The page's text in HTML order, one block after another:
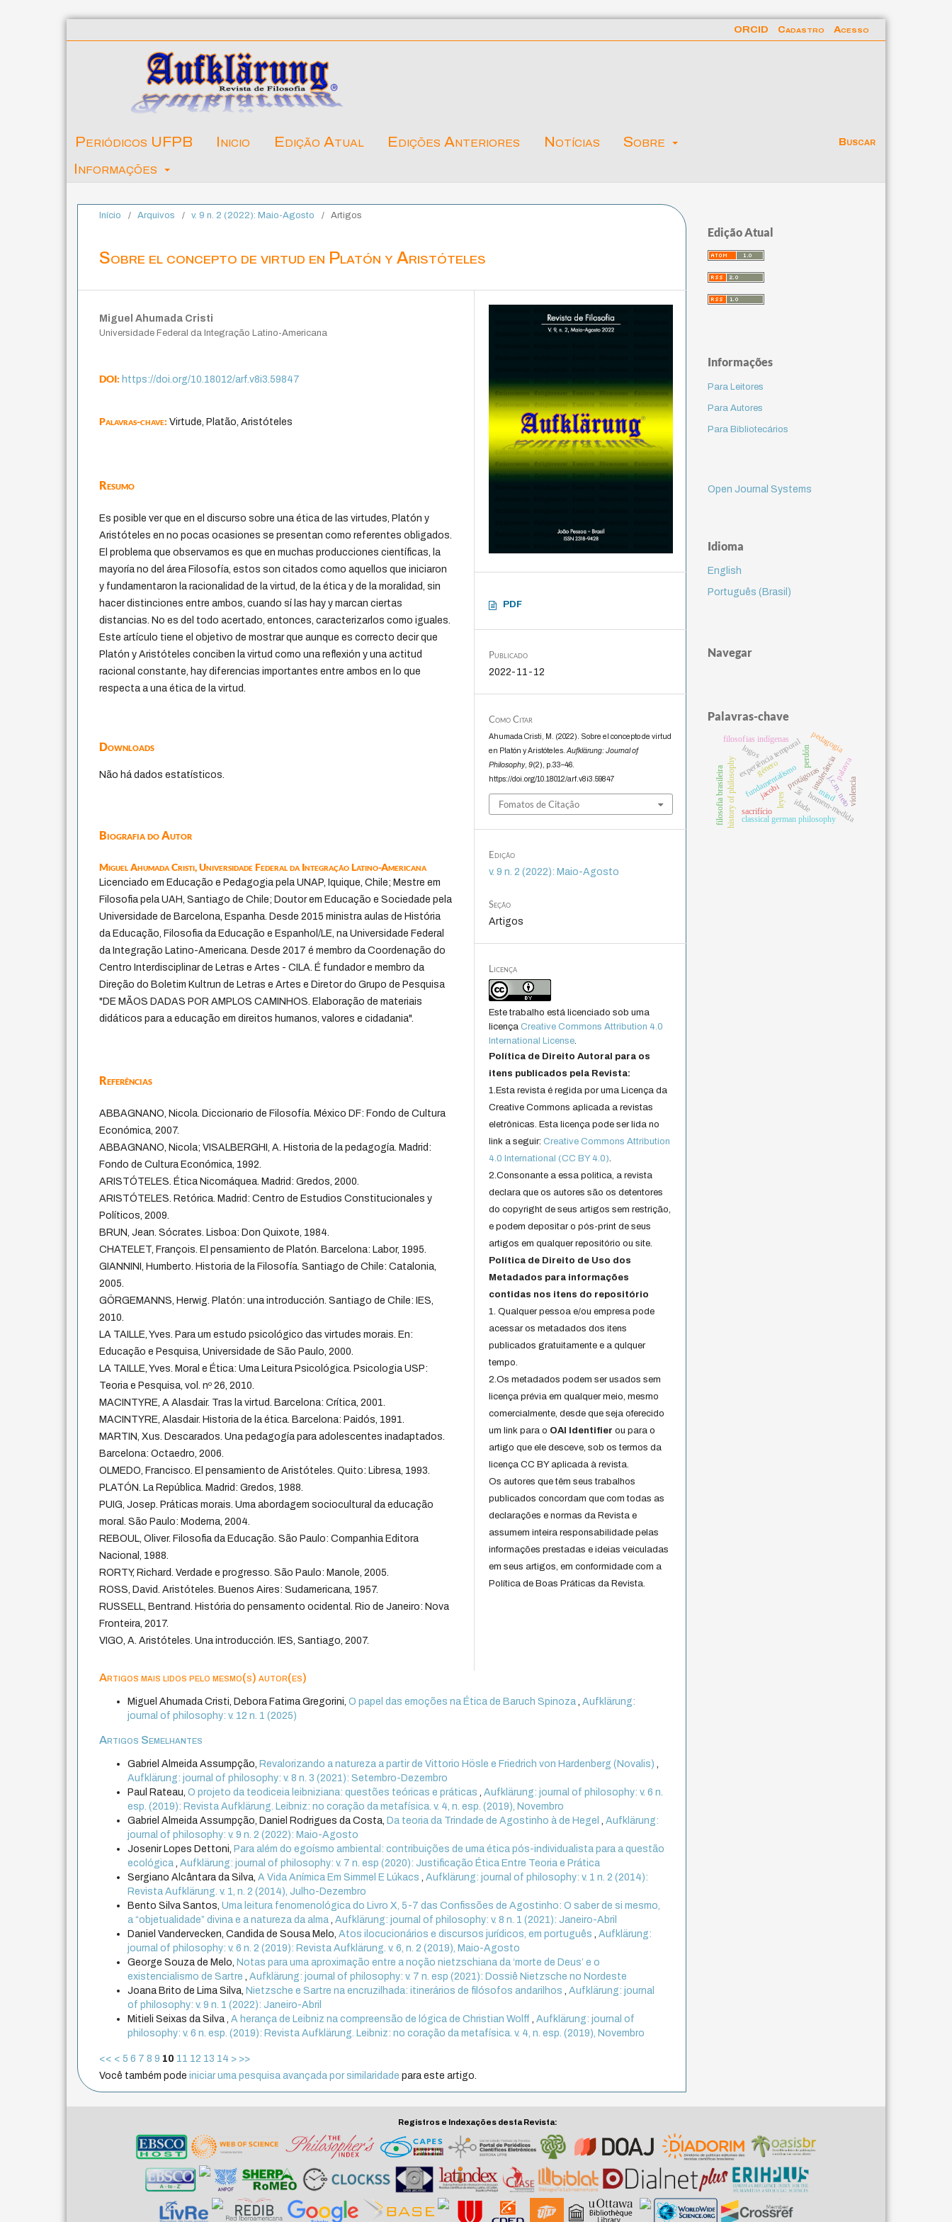
Periódicos UFPB Inicio Edição Atual Edições Anteriores Notícias
Sobre
Informações
Buscar
ORCID Cadastro Acesso
Início / Arquivos / v. 9 n. 2 (2022): Maio-Agosto / Artigos
Sobre el concepto de virtud en Platón y Aristóteles
Miguel Ahumada Cristi
Universidade Federal da Integração Latino-Americana
DOI:https://doi.org/10.18012/arf.v8i3.59847
Palavras-chave:Virtude, Platão, Aristóteles
Resumo
Es posible ver que en el discurso sobre una ética de las virtudes, Platón y
Aristóteles en no pocas ocasiones se presentan como referentes obligados.
El problema que observamos es que en muchas producciones científicas, la
mayoría no del área Filosofía, estos son citados como aquellos que iniciaron
y fundamentaron la racionalidad de la virtud, de la ética y de la moralidad, sin
hacer distinciones entre ambos, cuando sí las hay y marcan ciertas
distancias. No es del todo acertado, entonces, caracterizarlos como iguales.
Este artículo tiene el objetivo de mostrar que aunque es correcto decir que
Platón y Aristóteles conciben la virtud como una reflexión y una actitud
racional constante, hay diferencias importantes entre ambos en lo que
respecta a una ética de la virtud.
Downloads
Não há dados estatísticos.
Biografia do Autor
Miguel Ahumada Cristi,Universidade Federal da Integração Latino-Americana
Licenciado em Educação e Pedagogia pela UNAP, Iquique, Chile; Mestre em
Filosofia pela UAH, Santiago de Chile; Doutor em Educação e Sociedade pela
Universidade de Barcelona, Espanha. Desde 2015 ministra aulas de História
da Educação, Filosofia da Educação e Espanhol/LE, na Universidade Federal
da Integração Latino-Americana. Desde 2017 é membro da Coordenação do
Centro Interdisciplinar de Letras e Artes - CILA. É fundador e membro da
Direção do Boletim Kultrun de Letras e Artes e Diretor do Grupo de Pesquisa
"DE MÃOS DADAS POR AMPLOS CAMINHOS. Elaboração de materiais
didáticos para a educação em direitos humanos, valores e cidadania".
Referências
ABBAGNANO, Nicola. Diccionario de Filosofía. México DF: Fondo de Cultura
Económica, 2007.
ABBAGNANO, Nicola; VISALBERGHI, A. Historia de la pedagogía. Madrid:
Fondo de Cultura Económica, 1992.
ARISTÓTELES. Ética Nicomáquea. Madrid: Gredos, 2000.
ARISTÓTELES. Retórica. Madrid: Centro de Estudios Constitucionales y
Políticos, 2009.
BRUN, Jean. Sócrates. Lisboa: Don Quixote, 1984.
CHATELET, François. El pensamiento de Platón. Barcelona: Labor, 1995.
GIANNINI, Humberto. Historia de la Filosofía. Santiago de Chile: Catalonia,
2005.
GÖRGEMANNS, Herwig. Platón: una introducción. Santiago de Chile: IES,
2010.
LA TAILLE, Yves. Para um estudo psicológico das virtudes morais. En:
Educação e Pesquisa, Universidade de São Paulo, 2000.
LA TAILLE, Yves. Moral e Ética: Uma Leitura Psicológica. Psicologia USP:
Teoria e Pesquisa, vol. nº 26, 2010.
MACINTYRE, A Alasdair. Tras la virtud. Barcelona: Crítica, 2001.
MACINTYRE, Alasdair. Historia de la ética. Barcelona: Paidós, 1991.
MARTIN, Xus. Descarados. Una pedagogía para adolescentes inadaptados.
Barcelona: Octaedro, 2006.
OLMEDO, Francisco. El pensamiento de Aristóteles. Quito: Libresa, 1993.
PLATÓN. La República. Madrid: Gredos, 1988.
PUIG, Josep. Práticas morais. Uma abordagem sociocultural da educação
moral. São Paulo: Moderna, 2004.
REBOUL, Oliver. Filosofia da Educação. São Paulo: Companhia Editora
Nacional, 1988.
RORTY, Richard. Verdade e progresso. São Paulo: Manole, 2005.
ROSS, David. Aristóteles. Buenos Aires: Sudamericana, 1957.
RUSSELL, Bentrand. História do pensamento ocidental. Rio de Janeiro: Nova
Fronteira, 2017.
VIGO, A. Aristóteles. Una introducción. IES, Santiago, 2007.
PDF
Publicado
2022-11-12
Como Citar
Ahumada Cristi, M. (2022). Sobre el concepto de virtud
en Platón y Aristóteles.Aufklärung: Journal of
Philosophy,9(2), p.33–46.
https://doi.org/10.18012/arf.v8i3.59847
Fomatos de Citação
Edição
v. 9 n. 2 (2022): Maio-Agosto
Seção
Artigos
Licença
Este trabalho está licenciado sob uma
licençaCreative Commons Attribution 4.0
International License.
Política de Direito Autoral para os
itens publicados pela Revista:
1.Esta revista é regida por uma Licença da
Creative Commons aplicada a revistas
eletrônicas. Esta licença pode ser lida no
link a seguir:Creative Commons Attribution
4.0 International (CC BY 4.0).
2.Consonante a essa politica, a revista
declara que os autores são os detentores
do copyright de seus artigos sem restrição,
e podem depositar o pós-print de seus
artigos em qualquer repositório ou site.
Política de Direito de Uso dos
Metadados para informações
contidas nos itens do repositório
1. Qualquer pessoa e/ou empresa pode
acessar os metadados dos itens
publicados gratuitamente e a qulquer
tempo.
2.Os metadados podem ser usados sem
licença prévia em qualquer meio, mesmo
comercialmente, desde que seja oferecido
um link para o OAI Identifier ou para o
artigo que ele desceve, sob os termos da
licença CC BY aplicada à revista.
Os autores que têm seus trabalhos
publicados concordam que com todas as
declarações e normas da Revista e
assumem inteira responsabilidade pelas
informações prestadas e ideias veiculadas
em seus artigos, em conformidade com a
Política de Boas Práticas da Revista.
Artigos mais lidos pelo mesmo(s) autor(es)
Miguel Ahumada Cristi, Debora Fatima Gregorini,O papel das emoções na Ética de Baruch Spinoza ,Aufklärung:
journal of philosophy: v. 12 n. 1 (2025)
Artigos Semelhantes
Gabriel Almeida Assumpção, Revalorizando a natureza a partir de Vittorio Hösle e Friedrich von Hardenberg (Novalis)
Aufklärung: journal of philosophy: v. 8 n. 3 (2021): Setembro-Dezembro
Paul Rateau,O projeto da teodiceia leibniziana: questões teóricas e práticas ,Aufklärung: journal of philosophy: v. 6 n.
esp. (2019): Revista Aufklärung. Leibniz: no coração da metafísica. v. 4, n. esp. (2019), Novembro
Gabriel Almeida Assumpção, Daniel Rodrigues da Costa, Da teoria da Trindade de Agostinho à de Hegel ,Aufklärung:
journal of philosophy: v. 9 n. 2 (2022): Maio-Agosto
Josenir Lopes Dettoni, Para além do egoísmo ambiental: contribuições de uma ética pós-individualista para a questão
ecológica ,Aufklärung: journal of philosophy: v. 7 n. esp (2020): Justificação Ética Entre Teoria e Prática
Sergiano Alcântara da Silva,A Vida Anímica Em Simmel E Lúkacs ,Aufklärung: journal of philosophy: v. 1 n. 2 (2014):
Revista Aufklärung. v. 1, n. 2 (2014), Julho-Dezembro
Bento Silva Santos,Uma leitura fenomenológica do Livro X, 5-7 das Confissões de Agostinho: O saber de si mesmo,
a “objetualidade” divina e a natureza da alma ,Aufklärung: journal of philosophy: v. 8 n. 1 (2021): Janeiro-Abril
Daniel Vandervecken, Candida de Sousa Melo,Atos ilocucionários e discursos jurídicos, em português ,Aufklärung:
journal of philosophy: v. 6 n. 2 (2019): Revista Aufklärung. v. 6, n. 2 (2019), Maio-Agosto
George Souza de Melo, Notas para uma aproximação entre a noção nietzschiana da ‘morte de Deus’ e o
existencialismo de Sartre
,Aufklärung: journal of philosophy: v. 7 n. esp (2021): Dossiê Nietzsche no Nordeste
Joana Brito de Lima Silva, Nietzsche e Sartre na encruzilhada: itinerários de filósofos andarilhos ,Aufklärung: journal
of philosophy: v. 9 n. 1 (2022): Janeiro-Abril
Mitieli Seixas da Silva ,A herança de Leibniz na compreensão de lógica de Christian Wolff ,Aufklärung: journal of
philosophy: v. 6 n. esp. (2019): Revista Aufklärung. Leibniz: no coração da metafísica. v. 4, n. esp. (2019), Novembro
<< < 5 6 7 8 9 10 11 12 13 14 > >>
Você também podeiniciar uma pesquisa avançada por similaridade para este artigo.
Edição Atual
Informações
Para Leitores
Para Autores
Para Bibliotecários
Open Journal Systems
Idioma
English
Português (Brasil)
Navegar
Palavras-chave
fundamentalismo
jacobi
protágoras
experiência temporal
género
idade
intolerância
history of philosophy classical german philosophy
homem-medida
filosofias indígenas
filosofia brasileira j.c.m. neto
palavra
perdón
leyes violencia
logos pedagogia
lei
sacrifício
mind
Registros e Indexações desta Revista: